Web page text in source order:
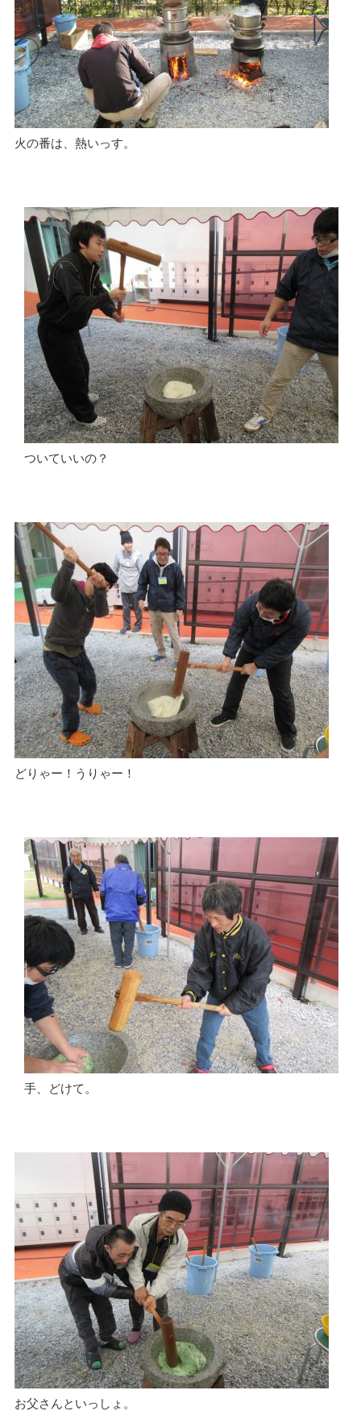
火の番は、熱いっす。
ついていいの？
どりゃー！うりゃー！
手、どけて。
お父さんといっしょ。